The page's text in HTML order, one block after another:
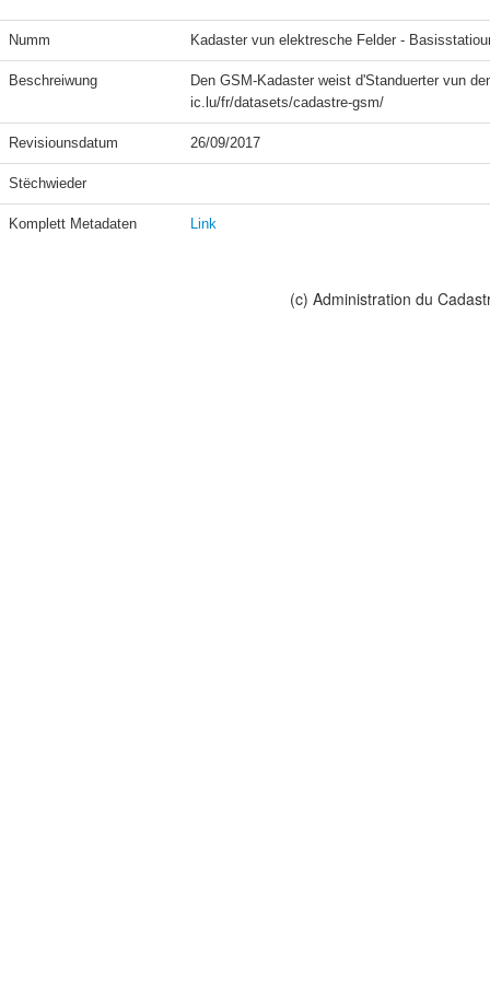
Numm Kadaster vun elektresche Felder -
Beschreiwung
Den GSM-Kadaster weist d'Standuerter vun
ic.lu/fr/datasets/cadastre-gsm/
Revisiounsdatum 26/09/2017
Stëchwieder
Komplett Metadaten Link
(c) Administration du